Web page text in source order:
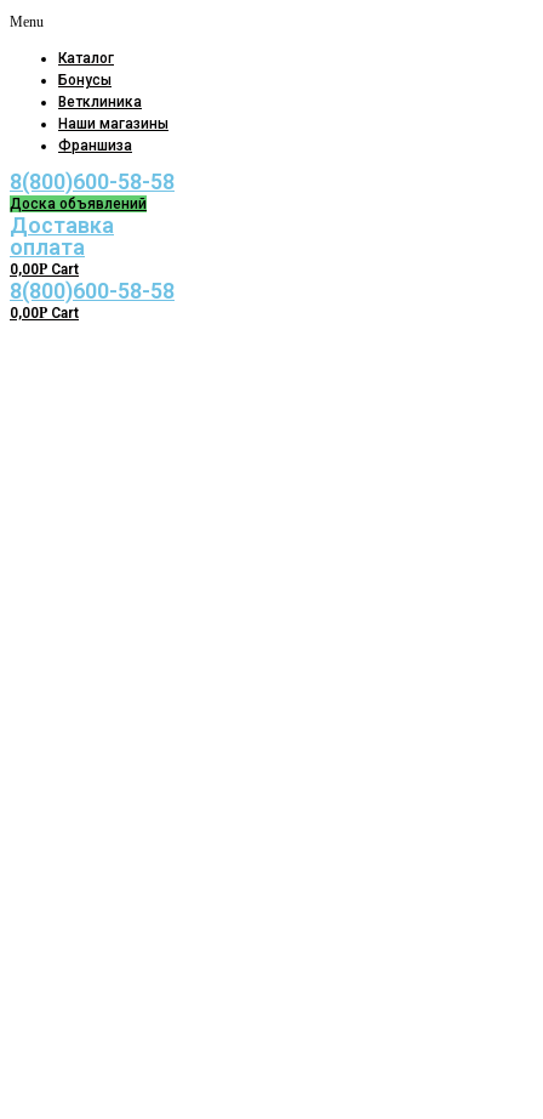
Menu
Каталог
Бонусы
Ветклиника
Наши магазины
Франшиза
8(800)600-58-58
Доска объявлений
Доставка
оплата
0,00Р Cart
8(800)600-58-58
0,00Р Cart